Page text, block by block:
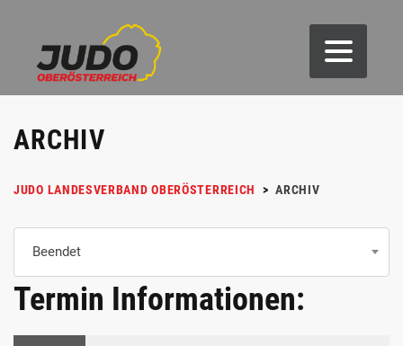
ARCHIV
JUDO LANDESVERBAND OBERÖSTERREICH > ARCHIV
Beendet
Termin Informationen: